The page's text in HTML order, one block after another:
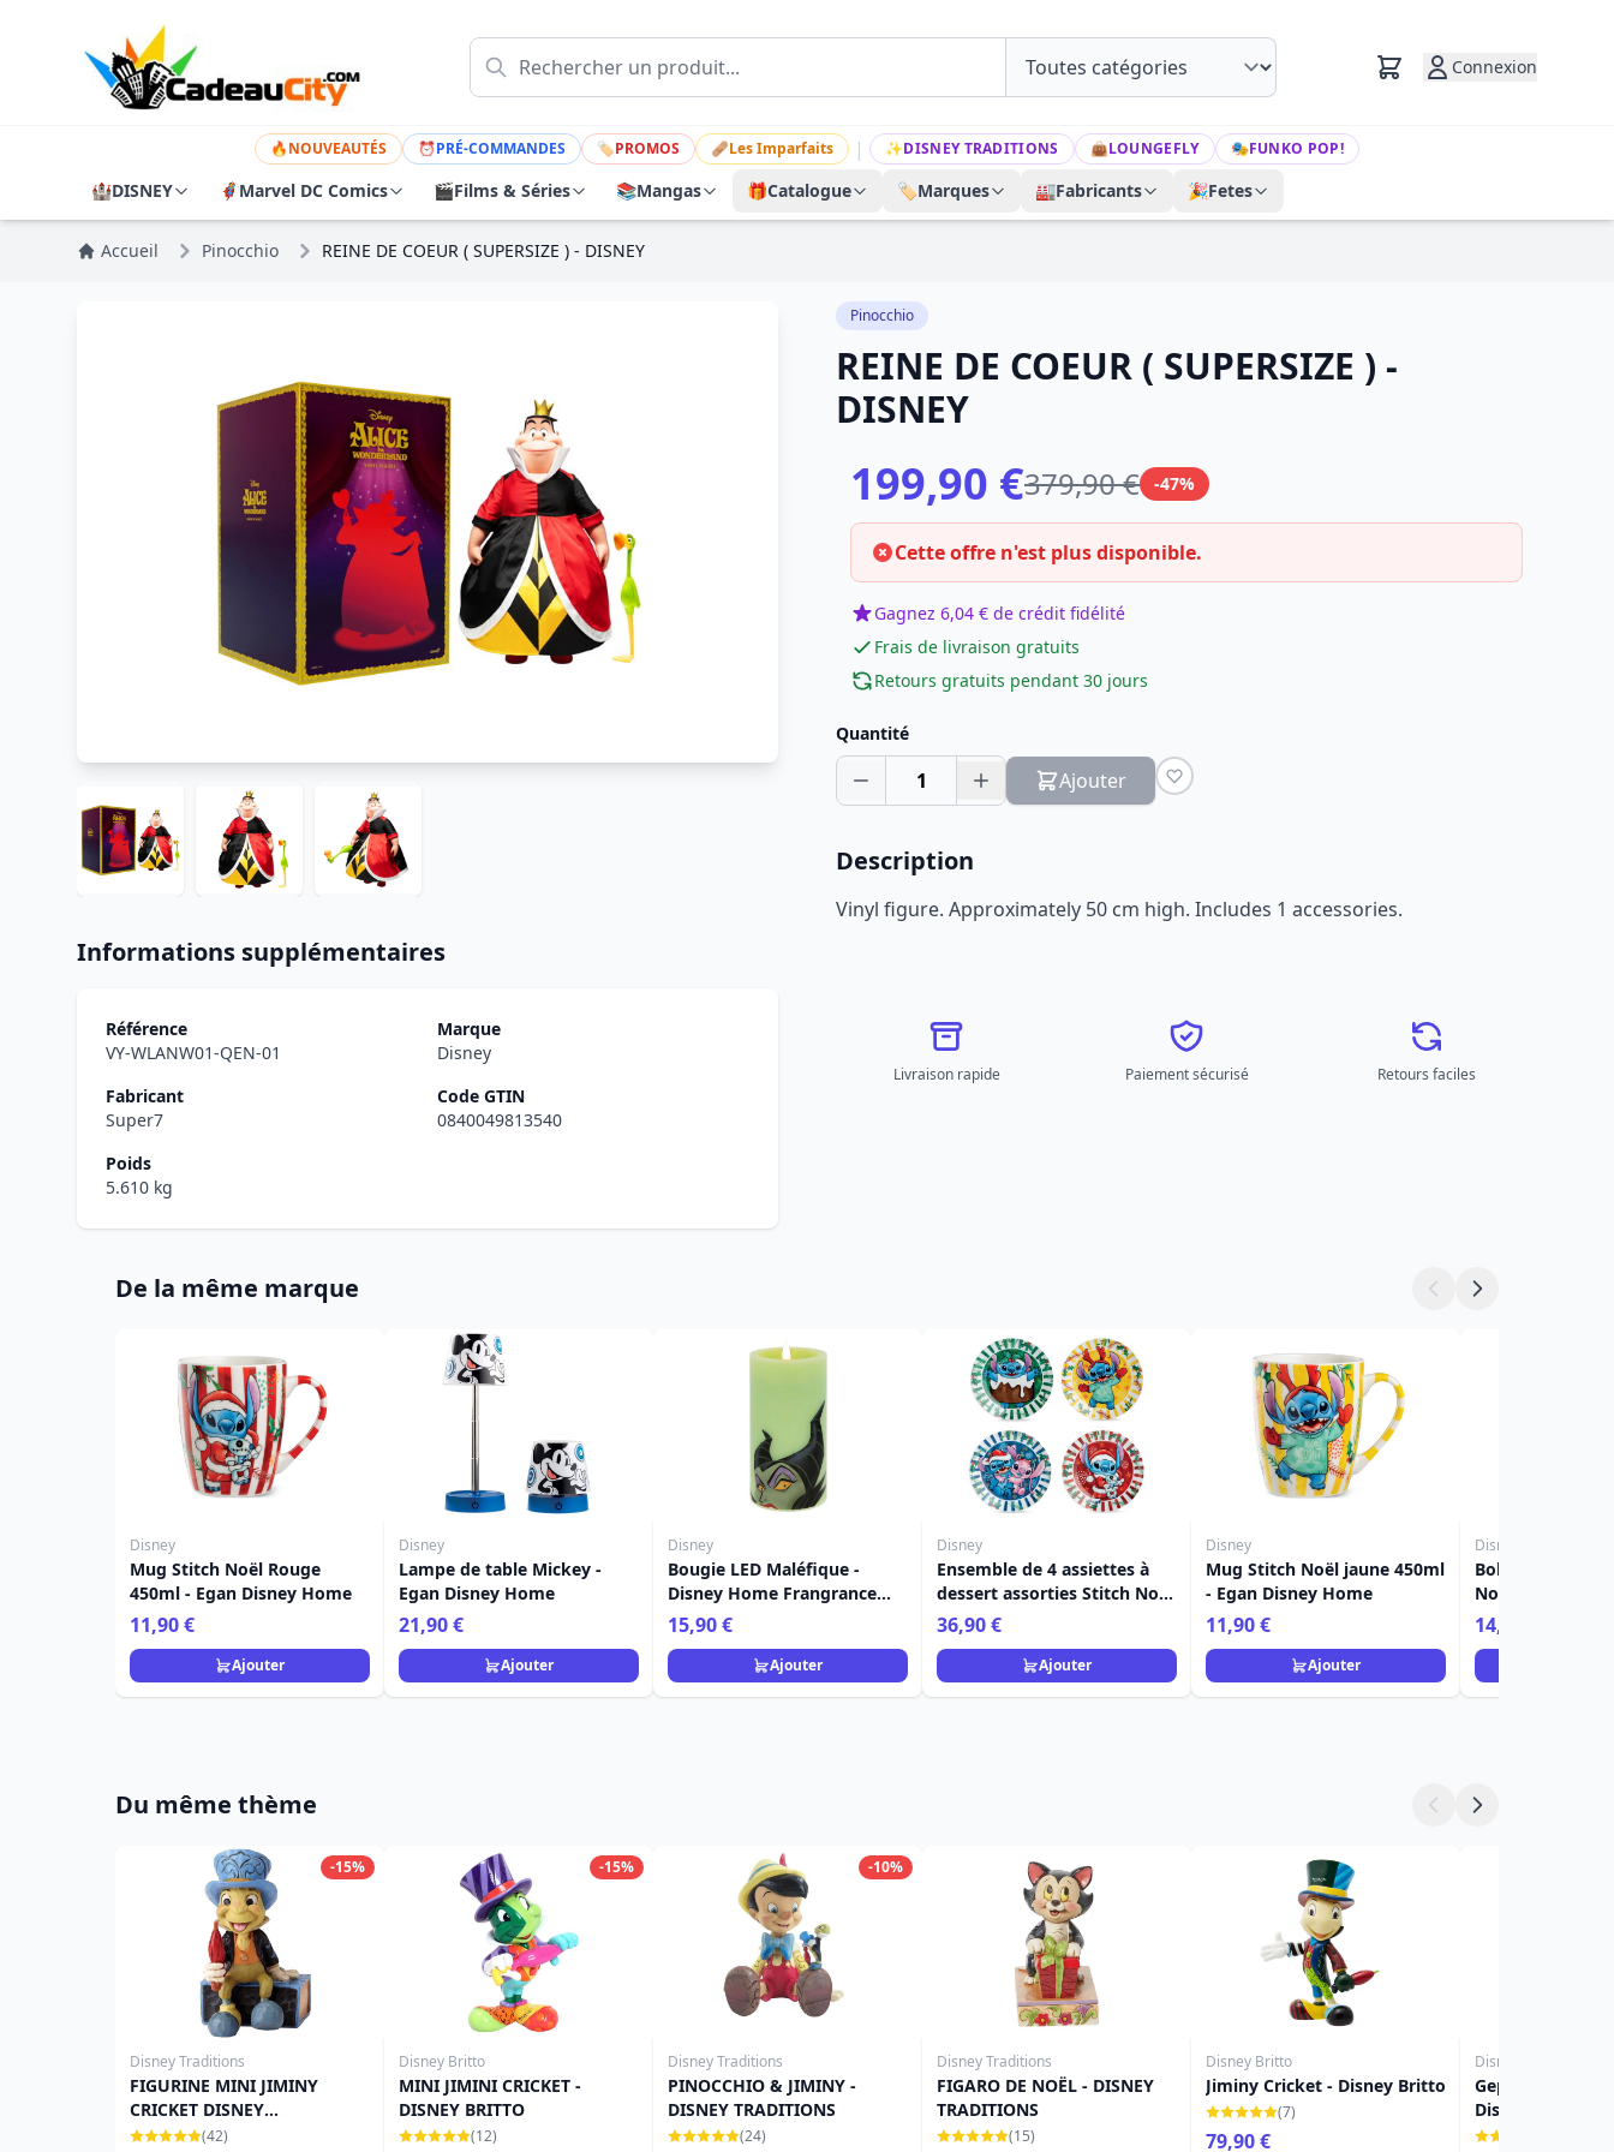
Connexion
🔥NOUVEAUTÉS ⏰PRÉ-COMMANDES 🏷PROMOS 🩹Les Imparfaits | ✨DISNEY TRADITIONS 👜LOUNGEFLY 🎭FUNKO POP!
🏰DISNEY 🦸 Marvel DC Comics 🎬Films & Séries 📚Mangas 🎁Catalogue 🏷️Marques 🏭Fabricants 🎉Fetes
Accueil Pinocchio REINE DE COEUR ( SUPERSIZE ) - DISNEY
Informations supplémentaires
Référence
VY-WLANW01-QEN-01
Marque
Disney
Fabricant
Super7
Code GTIN
0840049813540
Poids
5.610 kg
Pinocchio
REINE DE COEUR ( SUPERSIZE ) -
DISNEY
199,90 €379,90 € -47%
Cette offre n'est plus disponible.
Gagnez 6,04 € de crédit fidélité
Frais de livraison gratuits
Retours gratuits pendant 30 jours
Quantité
1 Ajouter
Description
Vinyl figure. Approximately 50 cm high. Includes 1 accessories.
Livraison rapide Paiement sécurisé Retours faciles
De la même marque
Disney
Mug Stitch Noël Rouge
450ml - Egan Disney Home
11,90 €
Ajouter
Disney
Lampe de table Mickey -
Egan Disney Home
21,90 €
Ajouter
Disney
Bougie LED Maléfique -
Disney Home Frangrance
Collection
15,90 €
Ajouter
Disney
Ensemble de 4 assiettes à
dessert assorties Stitch Noël
- Egan Disney Home
36,90 €
Ajouter
Disney
Mug Stitch Noël jaune 450ml
- Egan Disney Home
11,90 €
Ajouter
Disney
Bol petit
Noël rouge 520
Disney Home
14,90 €
Du même thème
-15%
Disney Traditions
FIGURINE MINI JIMINY
CRICKET DISNEY
TRADITIONS
(42)
-15%
Disney Britto
MINI JIMINI CRICKET -
DISNEY BRITTO
(12)
-10%
Disney Traditions
PINOCCHIO & JIMINY -
DISNEY TRADITIONS
(24)
Disney Traditions
FIGARO DE NOËL - DISNEY
TRADITIONS
(15)
Disney Britto
Jiminy Cricket - Disney Britto
(7)
79,90 €
Disney Traditions
Geppetto et
Disney